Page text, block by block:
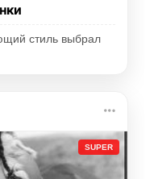
стиль выбрал
SUPER